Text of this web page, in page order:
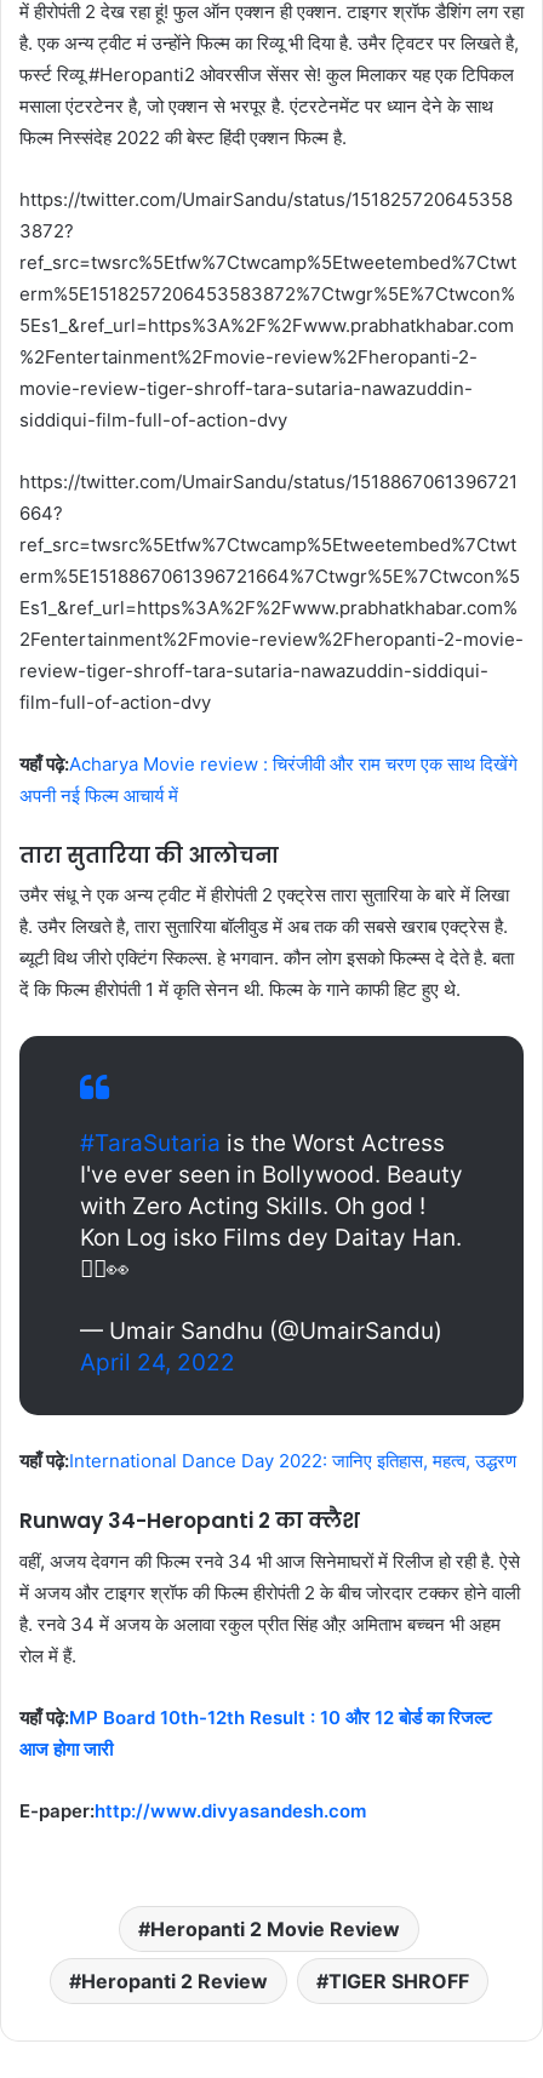
में हीरोपंती 2 देख रहा हूं! फुल ऑन एक्शन ही एक्शन. टाइगर श्रॉफ डैशिंग लग रहा
है. एक अन्य ट्वीट मं उन्होंने फिल्म का रिव्यू भी दिया है. उमैर ट्विटर पर लिखते है,
फर्स्ट रिव्यू #Heropanti2 ओवरसीज सेंसर से! कुल मिलाकर यह एक टिपिकल
मसाला एंटरटेनर है, जो एक्शन से भरपूर है. एंटरटेनमेंट पर ध्यान देने के साथ
फिल्म निस्संदेह 2022 की बेस्ट हिंदी एक्शन फिल्म है.
https://twitter.com/UmairSandu/status/151825720645358
3872?
ref_src=twsrc%5Etfw%7Ctwcamp%5Etweetembed%7Ctwt
erm%5E1518257206453583872%7Ctwgr%5E%7Ctwcon%
5Es1_&ref_url=https%3A%2F%2Fwww.prabhatkhabar.com
%2Fentertainment%2Fmovie-review%2Fheropanti-2-
movie-review-tiger-shroff-tara-sutaria-nawazuddin-
siddiqui-film-full-of-action-dvy
https://twitter.com/UmairSandu/status/1518867061396721
664?
ref_src=twsrc%5Etfw%7Ctwcamp%5Etweetembed%7Ctwt
erm%5E1518867061396721664%7Ctwgr%5E%7Ctwcon%5
Es1_&ref_url=https%3A%2F%2Fwww.prabhatkhabar.com%
2Fentertainment%2Fmovie-review%2Fheropanti-2-movie-
review-tiger-shroff-tara-sutaria-nawazuddin-siddiqui-
film-full-of-action-dvy
यहाँ पढ़े:Acharya Movie review : चिरंजीवी और राम चरण एक साथ दिखेंगे
अपनी नई फिल्म आचार्य में
तारा सुतारिया की आलोचना
उमैर संधू ने एक अन्य ट्वीट में हीरोपंती 2 एक्ट्रेस तारा सुतारिया के बारे में लिखा
है. उमैर लिखते है, तारा सुतारिया बॉलीवुड में अब तक की सबसे खराब एक्ट्रेस है.
ब्यूटी विथ जीरो एक्टिंग स्किल्स. हे भगवान. कौन लोग इसको फिल्म्स दे देते है. बता
दें कि फिल्म हीरोपंती 1 में कृति सेनन थी. फिल्म के गाने काफी हिट हुए थे.
#TaraSutaria is the Worst Actress
I've ever seen in Bollywood. Beauty
with Zero Acting Skills. Oh god !
Kon Log isko Films dey Daitay Han.
🤦‍♂️👀
— Umair Sandhu (@UmairSandu)
April 24, 2022
यहाँ पढ़े:International Dance Day 2022: जानिए इतिहास, महत्व, उद्धरण
Runway 34-Heropanti 2 का क्लैश
वहीं, अजय देवगन की फिल्म रनवे 34 भी आज सिनेमाघरों में रिलीज हो रही है. ऐसे
में अजय और टाइगर श्रॉफ की फिल्म हीरोपंती 2 के बीच जोरदार टक्कर होने वाली
है. रनवे 34 में अजय के अलावा रकुल प्रीत सिंह औऱ अमिताभ बच्चन भी अहम
रोल में हैं.
यहाँ पढ़े:MP Board 10th-12th Result : 10 और 12 बोर्ड का रिजल्ट
आज होगा जारी
E-paper:http://www.divyasandesh.com
Heropanti 2 Movie Review
Heropanti 2 Review TIGER SHROFF